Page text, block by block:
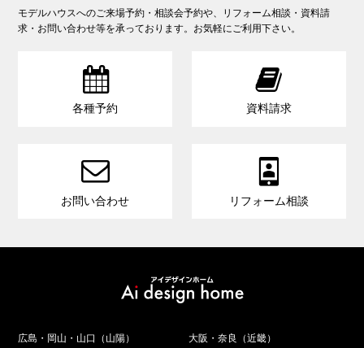
モデルハウスへのご来場予約・相談会予約や、リフォーム相談・資料請
求・お問い合わせ等を承っております。お気軽にご利用下さい。

各種予約

資料請求

お問い合わせ

リフォーム相談
広島・岡山・山口（山陽） 大阪・奈良（近畿）